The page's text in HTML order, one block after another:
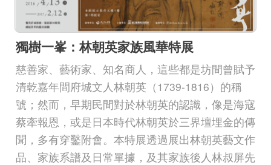
獨樹一峯：林朝英家族風華特展
慈善家、藝術家、知名商人，這些都是坊間曾賦予
清乾嘉年間府城文人林朝英（1739-1816）的稱
號；然而，早期民間對於林朝英的認識，像是海寇
蔡牽報恩，或是日本時代林朝英於三界壇埋金的傳
聞，多有穿鑿附會。本特展透過展出林朝英藝文作
品、家族系譜及日常單據，及其家族後人林叔屏先